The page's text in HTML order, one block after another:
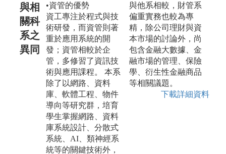
與相
關科
系之
異同
•資管的優勢
資工專注於程式與技
術研發，而資管則著
重於應用系統的開
發；資管相較於企
管，多修習了資訊技
術與應用課程。 本系
除了以網路、資料
庫、軟體工程、物件
導向等研究群，培育
學生掌握網路、資料
庫系統設計、分散式
系統、AI、類神經系
統等的關鍵技術外，
與他系相較，財管系
偏重實務也較為專
精，除公司理財與資
本市場的討論外，尚
包含金融大數據、金
融市場的管理、保險
學、衍生性金融商品
等相關議題。
下載詳細資料